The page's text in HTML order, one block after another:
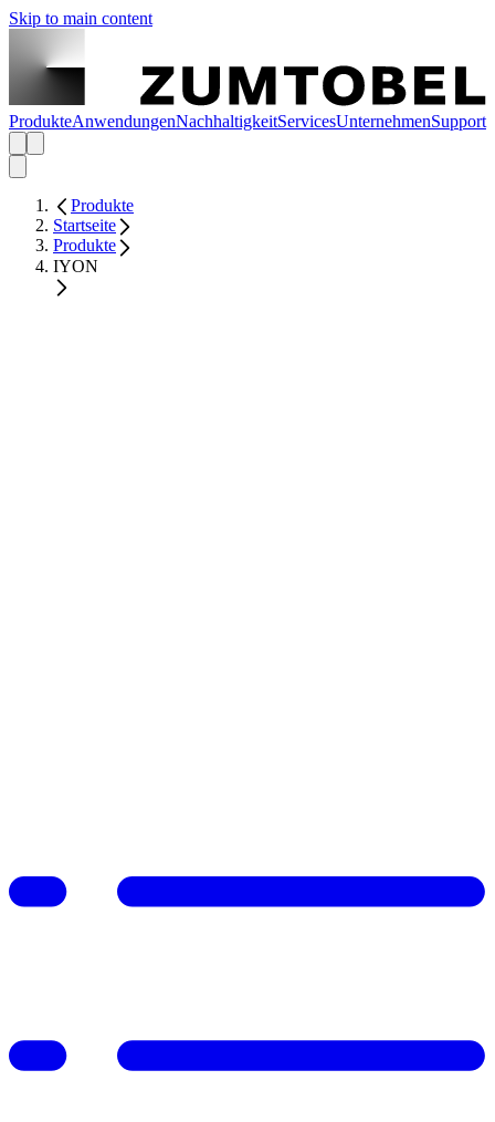
Skip to main content
ProdukteAnwendungenNachhaltigkeitServicesUnternehmenSupport
Produkte
Startseite
Produkte
IYON